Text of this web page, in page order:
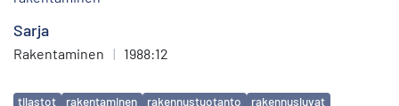
Sarja
Rakentaminen | 1988:12
Avainsanat
tilastot rakentaminen rakennustuotanto rakennusluvat